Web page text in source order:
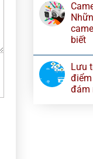
biết
Lưu
đám